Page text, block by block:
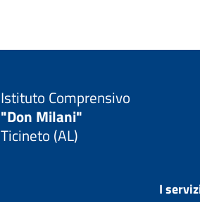
Istituto Comprensivo
"Don Milani"
Ticineto (AL)
I